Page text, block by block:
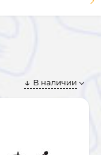
В наличии